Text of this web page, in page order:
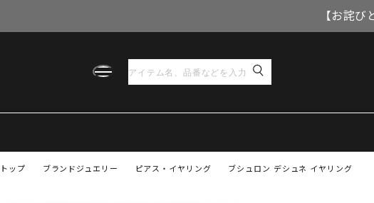
【お詫
トップ ブシュロン デシュネ イヤリング
ブランドジュエリー ピアス・イヤリング